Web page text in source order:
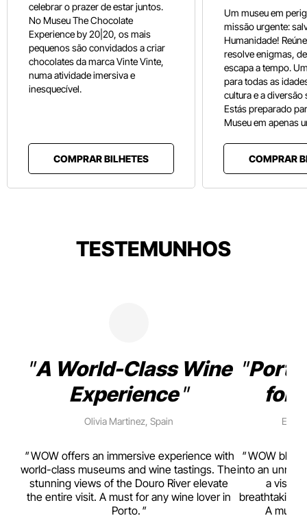
celebrar o prazer de estar juntos.
No Museu The Chocolate
Experience by 20|20, os mais
pequenos são convidados a criar
chocolates da marca Vinte Vinte,
numa atividade imersiva e
inesquecível.
COMPRAR BILHETES
Um museu em
missão urgente:
Humanidade!
resolve enigmas,
escapa a tempo.
para todas as
cultura e a diversão
Estás preparado
Museu em apenas
COMPRAR
TESTEMUNHOS
A World-Class Wine
Experience
Olivia Martinez, Spain
WOW offers an immersive experience with
world-class museums and wine tastings. The
stunning views of the Douro River elevate
the entire visit. A must for any wine lover in
Porto.
for
WOW
into an
a visual
breathtaking
A must-